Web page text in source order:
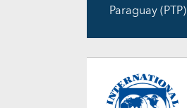
Paraguay (PTP)